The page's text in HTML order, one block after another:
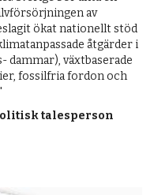
av
ökat nationellt stöd
åtgärder i
växtbaserade
fossilfria fordon och
talesperson